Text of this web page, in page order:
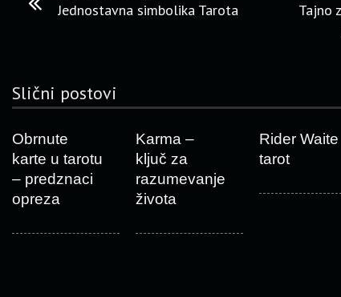
Jednostavna simbolika Tarota
Tajno
Slični postovi
Obrnute
karte u tarotu
– predznaci
opreza
Karma –
ključ za
razumevanje
života
Rider Waite
tarot